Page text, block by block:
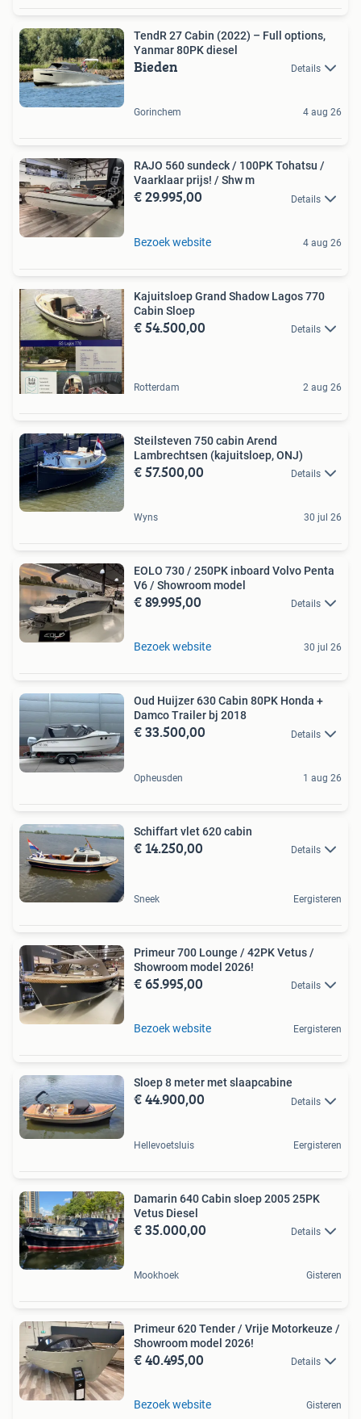
TendR 27 Cabin (2022) – Full options,
Yanmar 80PK diesel
Bieden Details
Gorinchem 4 aug 26
RAJO 560 sundeck / 100PK Tohatsu /
Vaarklaar prijs! / Shw m
€ 29.995,00 Details
Bezoek website 4 aug 26
Kajuitsloep Grand Shadow Lagos 770
Cabin Sloep
€ 54.500,00 Details
Rotterdam 2 aug 26
Steilsteven 750 cabin Arend
Lambrechtsen (kajuitsloep, ONJ)
€ 57.500,00 Details
Wyns 30 jul 26
EOLO 730 / 250PK inboard Volvo Penta
V6 / Showroom model
€ 89.995,00 Details
Bezoek website 30 jul 26
Oud Huijzer 630 Cabin 80PK Honda +
Damco Trailer bj 2018
€ 33.500,00 Details
Opheusden 1 aug 26
Schiffart vlet 620 cabin
€ 14.250,00 Details
Sneek Eergisteren
Primeur 700 Lounge / 42PK Vetus /
Showroom model 2026!
€ 65.995,00 Details
Bezoek website Eergisteren
Sloep 8 meter met slaapcabine
€ 44.900,00 Details
Hellevoetsluis Eergisteren
Damarin 640 Cabin sloep 2005 25PK
Vetus Diesel
€ 35.000,00 Details
Mookhoek Gisteren
Primeur 620 Tender / Vrije Motorkeuze /
Showroom model 2026!
€ 40.495,00 Details
Bezoek website Gisteren